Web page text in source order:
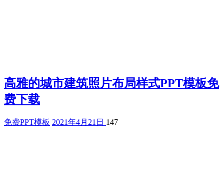
高雅的城市建筑照片布局样式PPT模板免
费下载
免费PPT模板 2021年4月21日 147